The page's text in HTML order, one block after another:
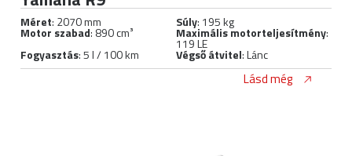
Méret: 2070 mm Súly: 195 kg
Motor szabad: 890 cm³ Maximális motorteljesítmény:
119 LE
Fogyasztás: 5 l / 100 km Végső átvitel: Lánc
Lásd még